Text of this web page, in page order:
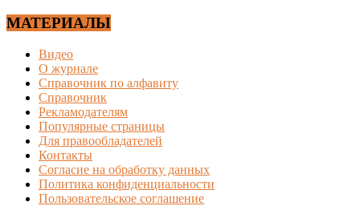
МАТЕРИАЛЫ
Видео
О журнале
Справочник по алфавиту
Справочник
Рекламодателям
Популярные страницы
Для правообладателей
Контакты
Согласие на обработку данных
Политика конфиденциальности
Пользовательское соглашение